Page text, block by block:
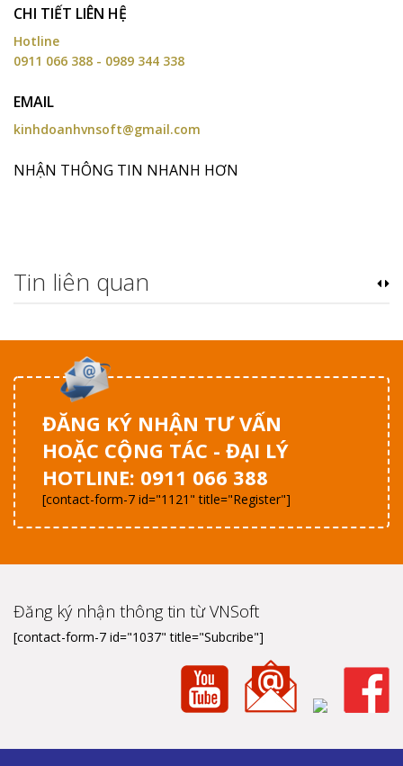
CHI TIẾT LIÊN HỆ
Hotline
0911 066 388 - 0989 344 338
EMAIL
kinhdoanhvnsoft@gmail.com
NHẬN THÔNG TIN NHANH HƠN
Tin liên quan
ĐĂNG KÝ NHẬN TƯ VẤN
HOẶC CỘNG TÁC - ĐẠI LÝ
HOTLINE: 0911 066 388
[contact-form-7 id="1121" title="Register"]
Đăng ký nhận thông tin từ VNSoft
[contact-form-7 id="1037" title="Subcribe"]